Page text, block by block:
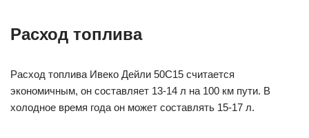
Расход топлива
Расход топлива Ивеко Дейли 50С15 считается
экономичным, он составляет 13-14 л на 100 км пути. В
холодное время года он может составлять 15-17 л.